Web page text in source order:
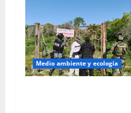
Medio ambiente y ecología